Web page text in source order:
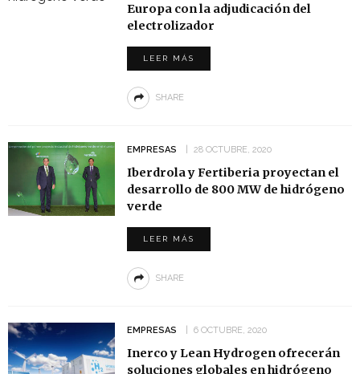
Europa con la adjudicación del
electrolizador
LEER MÁS
SHARE
EMPRESAS 28 OCTUBRE, 2020
Iberdrola y Fertiberia proyectan el
desarrollo de 800 MW de hidrógeno
verde
LEER MÁS
SHARE
EMPRESAS 6 OCTUBRE, 2020
Inerco y Lean Hydrogen ofrecerán
soluciones globales en hidrógeno